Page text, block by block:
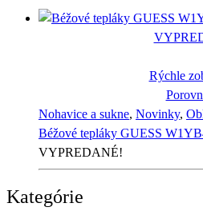
Rýchle
Nohavice a sukne, Novinky,
Béžové tepláky GUESS
VYPREDANÉ!
Kategórie